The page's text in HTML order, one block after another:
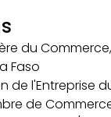
du
Faso
de l'Entreprise
de